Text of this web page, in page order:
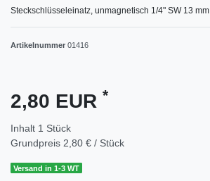
Steckschlüsseleinatz, unmagnetisch 1/4" SW 13 mm
Artikelnummer 01416
2,80 EUR *
Inhalt 1 Stück
Grundpreis 2,80 € / Stück
Versand in 1-3 WT